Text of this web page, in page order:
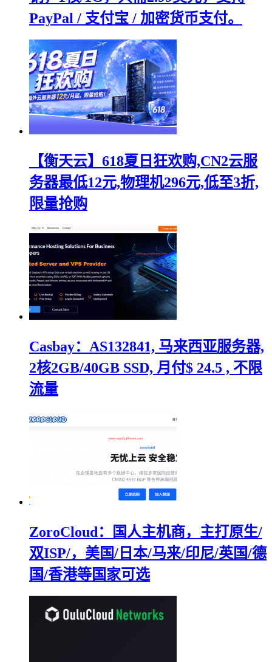
PayPal / 支付宝 / 加密货币支付。
【衡天云】618夏日狂欢购,CN2云服
务器最低12元,物理机296元,低至3折,
限量抢购
Casbay：AS132841, 马来西亚服务器,
2核2GB/40GB SSD, 月付$ 24.5 , 不限
流量
ZoroCloud：国人主机商，主打原生/
双ISP/，美国/日本/马来/印尼/英国/德
国/香港等国家可选